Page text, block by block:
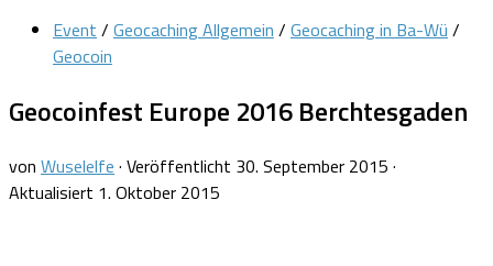
Event / Geocaching Allgemein / Geocaching in Ba-Wü /
Geocoin
Geocoinfest Europe 2016 Berchtesgaden
von Wuselelfe · Veröffentlicht 30. September 2015 ·
Aktualisiert 1. Oktober 2015